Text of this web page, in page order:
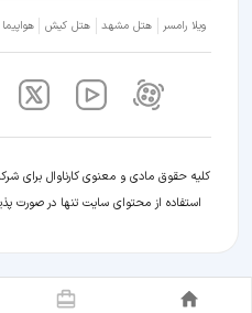
ویلا رامسر هتل مشهد هتل کیش
کلیه حقوق مادی و معنوی کارناوال برای
استفاده از محتوای سایت تنها در صورت